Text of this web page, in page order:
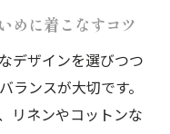
めに着こなすコツ
デザインを選びつつ
ランスが大切です。
リネンやコットンな